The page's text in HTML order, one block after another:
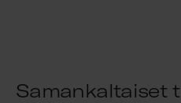
Samankaltaiset